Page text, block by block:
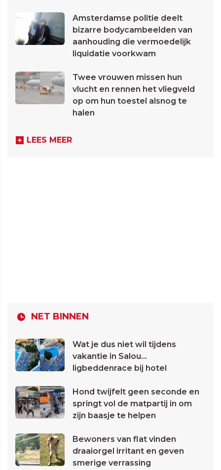
Amsterdamse politie deelt
bizarre bodycambeelden van
aanhouding die vermoedelijk
liquidatie voorkwam
Twee vrouwen missen hun
vlucht en rennen het vliegveld
op om hun toestel alsnog te
halen
LEES MEER
NET BINNEN
Wat je dus niet wil tijdens
vakantie in Salou...
ligbeddenrace bij hotel
Hond twijfelt geen seconde en
springt vol de matpartij in om
zijn baasje te helpen
Bewoners van flat vinden
draaiorgel irritant en geven
smerige verrassing